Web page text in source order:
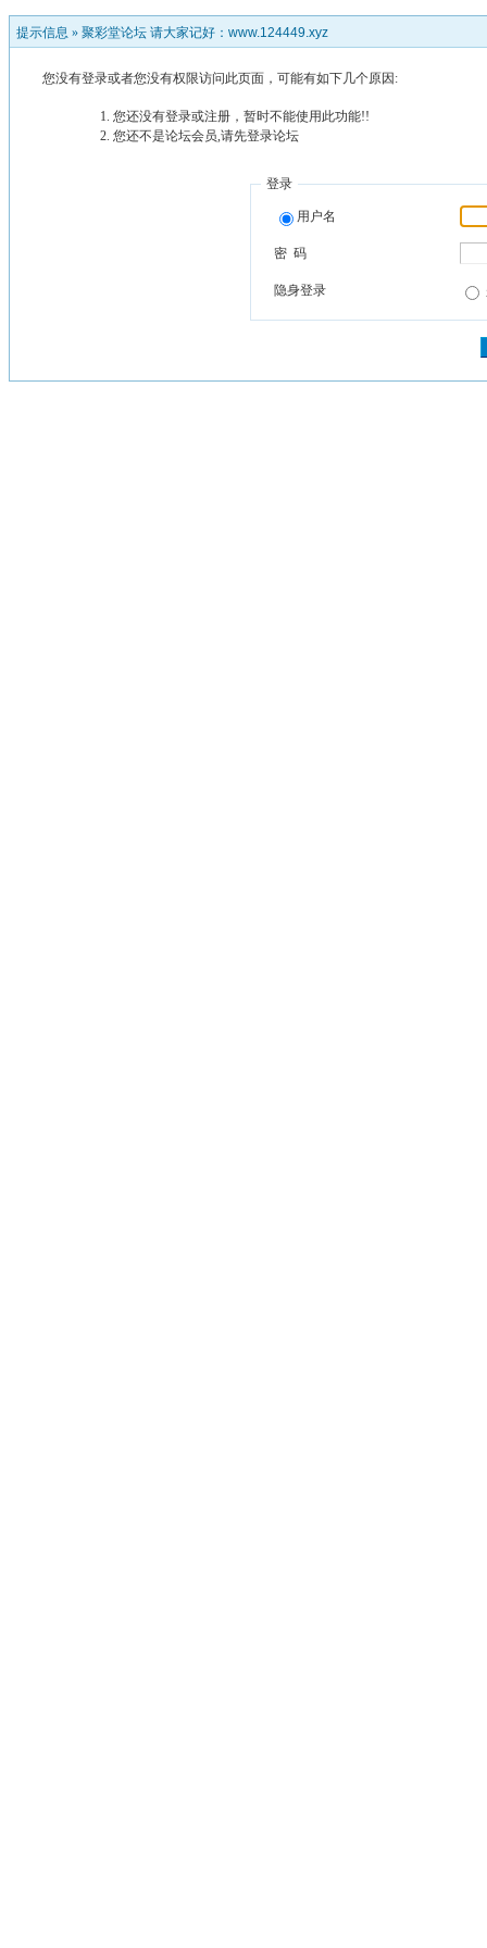
提示信息 » 聚彩堂论坛 请大家记好：www.124449.xyz
您没有登录或者您没有权限访问此页面，可能有如下几个原因:
您还没有登录或注册，暂时不能使用此功能!!
您还不是论坛会员,请先登录论坛
登录
用户名
密 码
隐身登录